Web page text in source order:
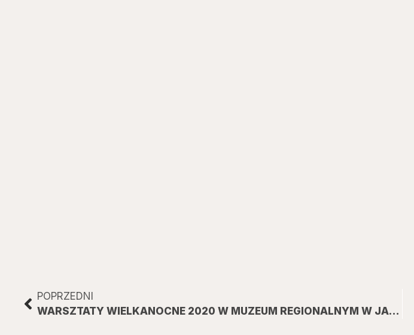
POPRZEDNI
WARSZTATY WIELKANOCNE 2020 W MUZEUM REGIONALNYM W JAŚLE